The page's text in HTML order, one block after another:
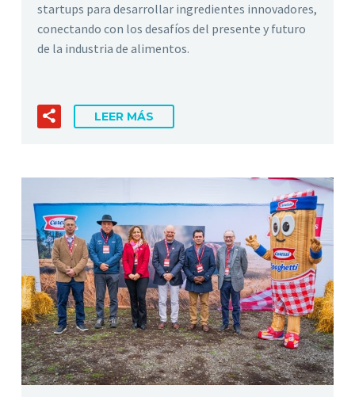
startups para desarrollar ingredientes innovadores,
conectando con los desafíos del presente y futuro
de la industria de alimentos.
LEER MÁS